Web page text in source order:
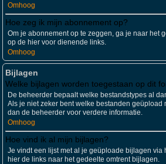
Omhoog
Hoe zeg ik mijn abonnement op?
Om je abonnement op te zeggen, ga je naar het
op de hier voor dienende links.
Omhoog
Bijlagen
Welke bijlagen worden toegestaan op dit
De beheerder bepaalt welke bestandstypes al
Als je niet zeker bent welke bestanden geüpload
dan de beheerder voor verdere informatie.
Omhoog
Hoe vind ik al mijn bijlagen?
Je vindt een lijst met al je geüploade bijlagen via
hier de links naar het gedeelte omtrent bijlagen.